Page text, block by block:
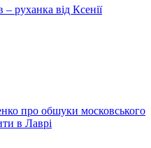
– руханка від Ксенії
про обшуки московського
в Лаврі